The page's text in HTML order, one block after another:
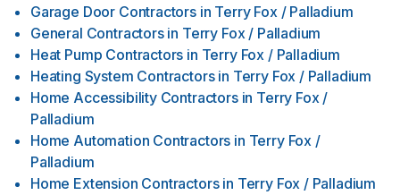
Garage Door Contractors in Terry Fox / Palladium
General Contractors in Terry Fox / Palladium
Heat Pump Contractors in Terry Fox / Palladium
Heating System Contractors in Terry Fox / Palladium
Home Accessibility Contractors in Terry Fox /
Palladium
Home Automation Contractors in Terry Fox /
Palladium
Home Extension Contractors in Terry Fox / Palladium